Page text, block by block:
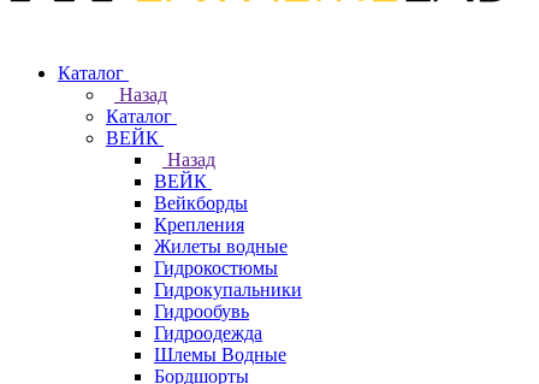
Каталог
Назад
Каталог
ВЕЙК
Назад
ВЕЙК
Вейкборды
Крепления
Жилеты водные
Гидрокостюмы
Гидрокупальники
Гидрообувь
Гидроодежда
Шлемы Водные
Бордшорты